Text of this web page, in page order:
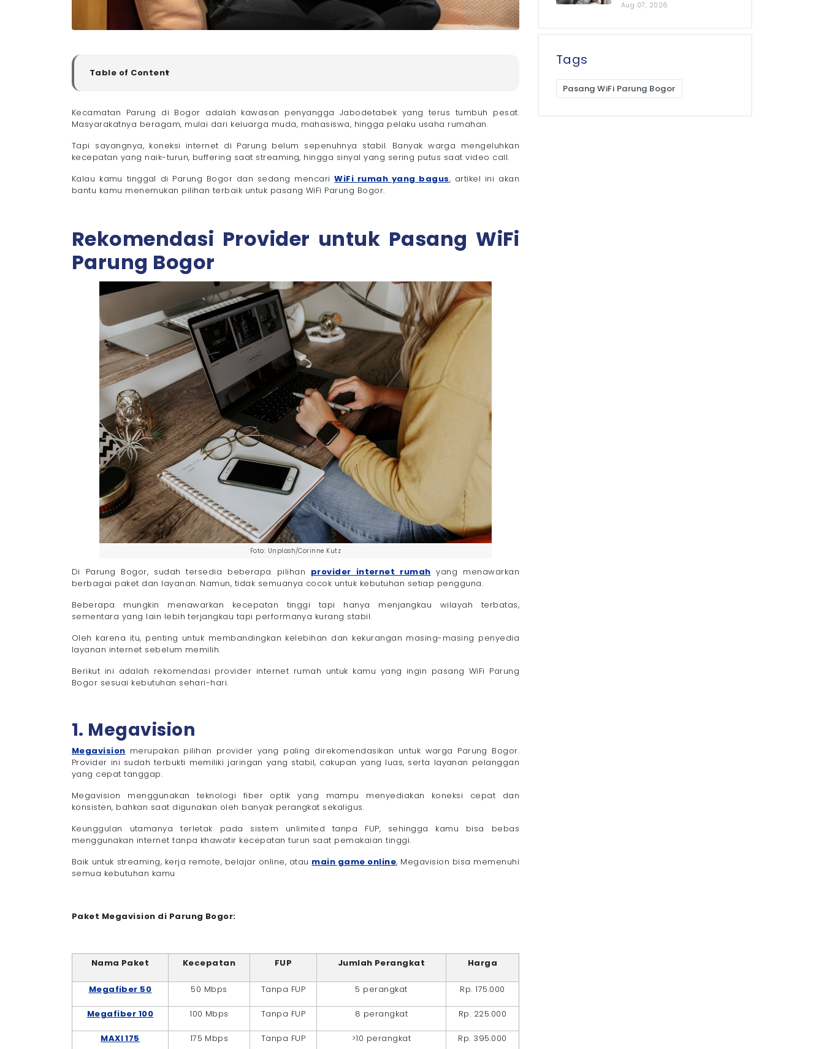
Table of Content
▼
- 1. Megavision
- 2. First Media
- 4. IndiHome
Kenapa Banyak Warga Ingin Pasang WiFi Parung Bogor?
- 1. Kebutuhan Internet Meningkat
- 3. Jaringan Seluler Kurang Stabil
- 4. Aktivitas Online Sering Gangguan
Tips Memilih Provider untuk Pasang WiFi Parung Bogor
- 1. Pilih yang Kecepatannya Stabil dan Harga Terjangkau
- 2. Pastikan Jaringan Fiber Optic, Bukan Tembaga
- 3. Support Pelanggan Aktif & Area Coverage Jelas
- 4. Cek Review dan Testimoni Warga Sekitar
- 5. Pertimbangkan Paket Sesuai Jumlah Pengguna
Pasang WiFi Parung Bogor Sekarang Juga Bersama Megavision
Kecamatan Parung di Bogor adalah kawasan penyangga Jabodetabek yang terus tumbuh pesat.
Masyarakatnya beragam, mulai dari keluarga muda, mahasiswa, hingga pelaku usaha rumahan.
Tapi sayangnya, koneksi internet di Parung belum sepenuhnya stabil. Banyak warga mengeluhkan
kecepatan yang naik-turun, buffering saat streaming, hingga sinyal yang sering putus saat video call.
Kalau kamu tinggal di Parung Bogor dan sedang mencariWiFi rumah yang bagus, artikel ini akan
bantu kamu menemukan pilihan terbaik untuk pasang WiFi Parung Bogor.
Rekomendasi Provider untuk Pasang WiFi
Parung Bogor
Foto: Unplash/Corinne Kutz
Di Parung Bogor, sudah tersedia beberapa pilihan provider internet rumah yang menawarkan
berbagai paket dan layanan. Namun, tidak semuanya cocok untuk kebutuhan setiap pengguna.
Beberapa mungkin menawarkan kecepatan tinggi tapi hanya menjangkau wilayah terbatas,
sementara yang lain lebih terjangkau tapi performanya kurang stabil.
Oleh karena itu, penting untuk membandingkan kelebihan dan kekurangan masing-masing penyedia
layanan internet sebelum memilih.
Berikut ini adalah rekomendasi provider internet rumah untuk kamu yang ingin pasang WiFi Parung
Bogor sesuai kebutuhan sehari-hari.
1. Megavision
Megavision merupakan pilihan provider yang paling direkomendasikan untuk warga Parung Bogor.
Provider ini sudah terbukti memiliki jaringan yang stabil, cakupan yang luas, serta layanan pelanggan
yang cepat tanggap.
Megavision menggunakan teknologi fiber optik yang mampu menyediakan koneksi cepat dan
konsisten, bahkan saat digunakan oleh banyak perangkat sekaligus.
Keunggulan utamanya terletak pada sistem unlimited tanpa FUP, sehingga kamu bisa bebas
menggunakan internet tanpa khawatir kecepatan turun saat pemakaian tinggi.
Baik untuk streaming, kerja remote, belajar online, atau main game online, Megavision bisa memenuhi
semua kebutuhan kamu
Paket Megavision di Parung Bogor:
Nama Paket Kecepatan FUP Jumlah Perangkat Harga
Megafiber 50 50 Mbps Tanpa FUP 5 perangkat Rp. 175.000
Megafiber 100 100 Mbps Tanpa FUP 8 perangkat Rp. 225.000
MAXI 175 175 Mbps Tanpa FUP >10 perangkat Rp. 395.000
Aug 07, 2026
Tags
Pasang WiFi Parung Bogor